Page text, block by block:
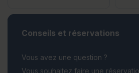
Conseils et réservations
Vous avez une question ?
Vous souhaitez faire une